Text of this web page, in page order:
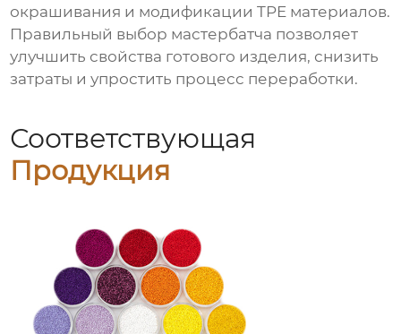
окрашивания и модификации TPE материалов.
Правильный выбор мастербатча позволяет
улучшить свойства готового изделия, снизить
затраты и упростить процесс переработки.
Соответствующая
Продукция